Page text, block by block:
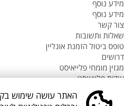
מידע נוסף
מידע נוסף
צור קשר
שאלות ותשובות
טופס ביטול הזמנת אונליין
דרושים
מגזין מומחי פלייאיסט
אודות פלייאיסט
סניפי flyeast בעולם